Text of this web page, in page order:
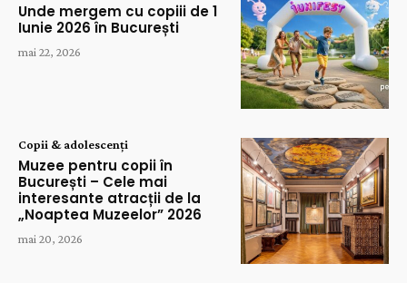
Unde mergem cu copiii de 1
Iunie 2026 în București
mai 22, 2026
Copii & adolescenți
Muzee pentru copii în
București – Cele mai
interesante atracții de la
„Noaptea Muzeelor” 2026
mai 20, 2026